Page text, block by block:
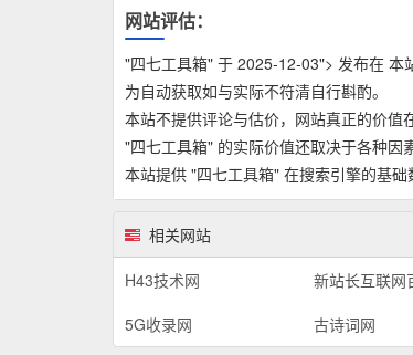
网站评估：
"四七工具箱" 于 2025-12-03"> 发布在 本
为自动获取如与实际不符清自行斟酌。
本站不提供评论与估价，网站真正的价值
"四七工具箱" 的实际价值还取决于各种因
本站提供 "四七工具箱" 在搜索引擎的基
相关网站
H43技术网 新站长互联网
5G收录网
古诗词网